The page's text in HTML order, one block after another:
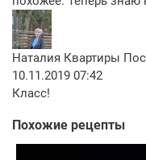
Наталия Квартиры
10.11.2019 07:42
Класс!
Похожие рецепты